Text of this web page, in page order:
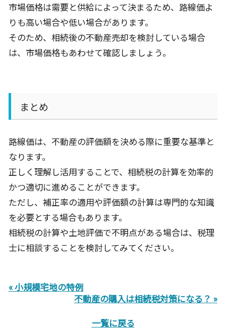
市場価格は需要と供給によって決まるため、路線価よ
りも高い場合や低い場合があります。
そのため、相続後の不動産売却を検討している場合
は、市場価格もあわせて確認しましょう。
まとめ
路線価は、不動産の評価額を決める際に重要な基準と
なります。
正しく理解し活用することで、相続税の計算を効率的
かつ適切に進めることができます。
ただし、補正率の適用や評価額の計算は専門的な知識
を必要とする場合もあります。
相続税の計算や土地評価で不明点がある場合は、税理
士に相談することを検討してみてください。
« 小規模宅地の特例
不動産の購入は相続税対策になる？ »
一覧に戻る